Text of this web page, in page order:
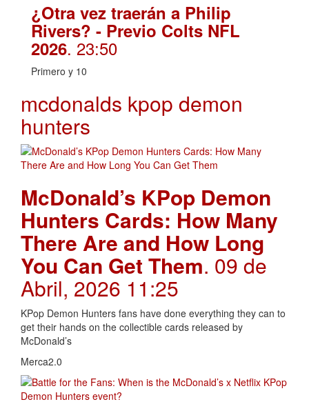
¿Otra vez traerán a Philip
Rivers? - Previo Colts NFL
2026. 23:50
Primero y 10
mcdonalds kpop demon
hunters
McDonald’s KPop Demon
Hunters Cards: How Many
There Are and How Long
You Can Get Them. 09 de
Abril, 2026 11:25
KPop Demon Hunters fans have done everything they can to
get their hands on the collectible cards released by
McDonald’s
Merca2.0